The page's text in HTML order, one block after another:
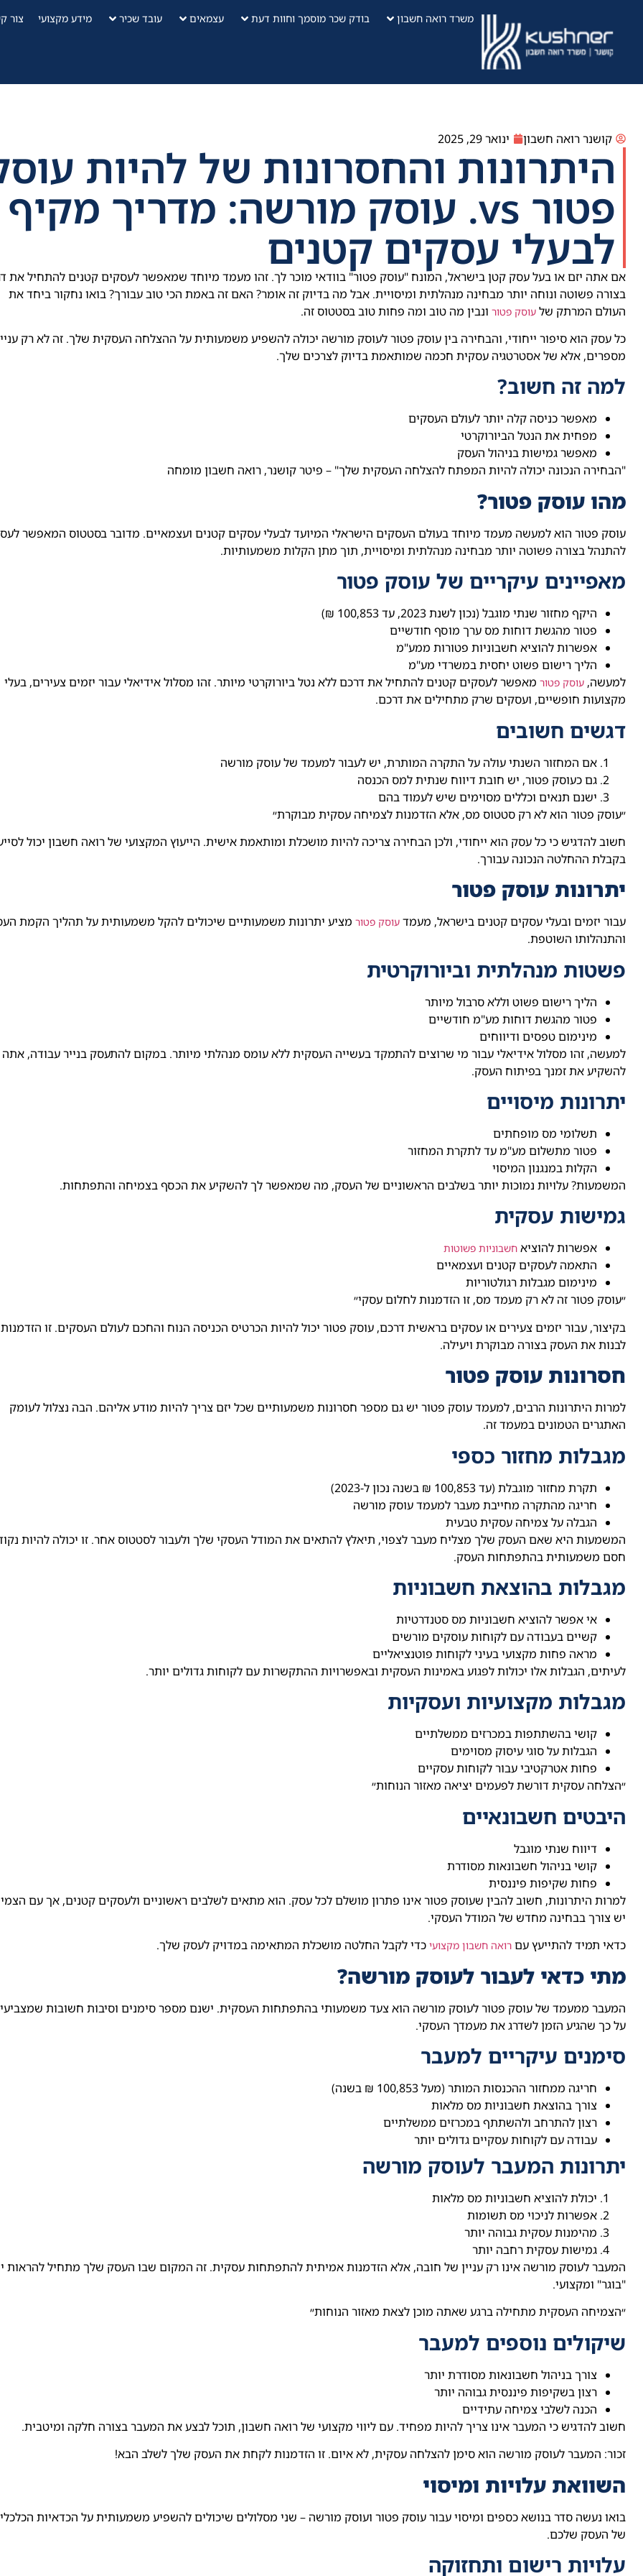
משרד רואה חשבון בודק שכר מוסמך וחוות דעת עצמאים עובד שכיר מידע מקצועי צור
קושנר רואה חשבון ינואר 29, 2025
היתרונות והחסרונות של להיות
פטור vs. עוסק מורשה: מדריך מקיף
לבעלי עסקים קטנים
אם אתה יזם או בעל עסק קטן בישראל, המונח "עוסק פטור" בוודאי מוכר לך. זהו מעמד מיוחד שמאפשר לעסקים קטנים להתחיל את
בצורה פשוטה ונוחה יותר מבחינה מנהלתית ומיסויית. אבל מה בדיוק זה אומר? האם זה באמת הכי טוב עבורך? בואו נחקור ביחד את
העולם המרתק של עוסק פטור ונבין מה טוב ומה פחות טוב בסטטוס זה.
כל עסק הוא סיפור ייחודי, והבחירה בין עוסק פטור לעוסק מורשה יכולה להשפיע משמעותית על ההצלחה העסקית שלך. זה לא רק
מספרים, אלא של אסטרטגיה עסקית חכמה שמותאמת בדיוק לצרכים שלך.
למה זה חשוב?
מאפשר כניסה קלה יותר לעולם העסקים
מפחית את הנטל הביורוקרטי
מאפשר גמישות בניהול העסק
"הבחירה הנכונה יכולה להיות המפתח להצלחה העסקית שלך" – פיטר קושנר, רואה חשבון מומחה
מהו עוסק פטור?
עוסק פטור הוא למעשה מעמד מיוחד בעולם העסקים הישראלי המיועד לבעלי עסקים קטנים ועצמאיים. מדובר בסטטוס המאפשר
להתנהל בצורה פשוטה יותר מבחינה מנהלתית ומיסויית, תוך מתן הקלות משמעותיות.
מאפיינים עיקריים של עוסק פטור
היקף מחזור שנתי מוגבל (נכון לשנת 2023, עד 100,853 ₪)
פטור מהגשת דוחות מס ערך מוסף חודשיים
אפשרות להוציא חשבוניות פטורות ממע"מ
הליך רישום פשוט יחסית במשרדי מע"מ
למעשה, עוסק פטור מאפשר לעסקים קטנים להתחיל את דרכם ללא נטל ביורוקרטי מיותר. זהו מסלול אידיאלי עבור יזמים צעירים, בעלי
מקצועות חופשיים, ועסקים שרק מתחילים את דרכם.
דגשים חשובים
אם המחזור השנתי עולה על התקרה המותרת, יש לעבור למעמד של עוסק מורשה
גם כעוסק פטור, יש חובת דיווח שנתית למס הכנסה
ישנם תנאים וכללים מסוימים שיש לעמוד בהם
״עוסק פטור הוא לא רק סטטוס מס, אלא הזדמנות לצמיחה עסקית מבוקרת״
חשוב להדגיש כי כל עסק הוא ייחודי, ולכן הבחירה צריכה להיות מושכלת ומותאמת אישית. הייעוץ המקצועי של רואה חשבון יכול
בקבלת ההחלטה הנכונה עבורך.
יתרונות עוסק פטור
עבור יזמים ובעלי עסקים קטנים בישראל, מעמד עוסק פטור מציע יתרונות משמעותיים שיכולים להקל משמעותית על תהליך הקמת
והתנהלותו השוטפת.
פשטות מנהלתית וביורוקרטית
הליך רישום פשוט וללא סרבול מיותר
פטור מהגשת דוחות מע"מ חודשיים
מינימום טפסים ודיווחים
למעשה, זהו מסלול אידיאלי עבור מי שרוצים להתמקד בעשייה העסקית ללא עומס מנהלתי מיותר. במקום להתעסק בנייר עבודה, אתה
להשקיע את זמנך בפיתוח העסק.
יתרונות מיסויים
תשלומי מס מופחתים
פטור מתשלום מע"מ עד לתקרת המחזור
הקלות במנגנון המיסוי
המשמעות? עלויות נמוכות יותר בשלבים הראשוניים של העסק, מה שמאפשר לך להשקיע את הכסף בצמיחה והתפתחות.
גמישות עסקית
אפשרות להוציא חשבוניות פשוטות
התאמה לעסקים קטנים ועצמאיים
מינימום מגבלות רגולטוריות
״עוסק פטור זה לא רק מעמד מס, זו הזדמנות לחלום עסקי״
בקיצור, עבור יזמים צעירים או עסקים בראשית דרכם, עוסק פטור יכול להיות הכרטיס הכניסה הנוח והחכם לעולם העסקים. זו הזדמנות
לבנות את העסק בצורה מבוקרת ויעילה.
חסרונות עוסק פטור
למרות היתרונות הרבים, למעמד עוסק פטור יש גם מספר חסרונות משמעותיים שכל יזם צריך להיות מודע אליהם. הבה נצלול לעומק
האתגרים הטמונים במעמד זה.
מגבלות מחזור כספי
תקרת מחזור מוגבלת (עד 100,853 ₪ בשנה נכון ל-2023)
חריגה מהתקרה מחייבת מעבר למעמד עוסק מורשה
הגבלה על צמיחה עסקית טבעית
המשמעות היא שאם העסק שלך מצליח מעבר לצפוי, תיאלץ להתאים את המודל העסקי שלך ולעבור לסטטוס אחר. זו יכולה להיות
חסם משמעותית בהתפתחות העסק.
מגבלות בהוצאת חשבוניות
אי אפשר להוציא חשבוניות מס סטנדרטיות
קשיים בעבודה עם לקוחות עוסקים מורשים
מראה פחות מקצועי בעיני לקוחות פוטנציאליים
לעיתים, הגבלות אלו יכולות לפגוע באמינות העסקית ובאפשרויות ההתקשרות עם לקוחות גדולים יותר.
מגבלות מקצועיות ועסקיות
קושי בהשתתפות במכרזים ממשלתיים
הגבלות על סוגי עיסוק מסוימים
פחות אטרקטיבי עבור לקוחות עסקיים
״הצלחה עסקית דורשת לפעמים יציאה מאזור הנוחות״
היבטים חשבונאיים
דיווח שנתי מוגבל
קושי בניהול חשבונאות מסודרת
פחות שקיפות פיננסית
למרות היתרונות, חשוב להבין שעוסק פטור אינו פתרון מושלם לכל עסק. הוא מתאים לשלבים ראשוניים ולעסקים קטנים, אך עם
יש צורך בבחינה מחדש של המודל העסקי.
כדאי תמיד להתייעץ עם רואה חשבון מקצועי כדי לקבל החלטה מושכלת המתאימה במדויק לעסק שלך.
מתי כדאי לעבור לעוסק מורשה?
המעבר ממעמד של עוסק פטור לעוסק מורשה הוא צעד משמעותי בהתפתחות העסקית. ישנם מספר סימנים וסיבות חשובות
על כך שהגיע הזמן לשדרג את מעמדך העסקי.
סימנים עיקריים למעבר
חריגה ממחזור ההכנסות המותר (מעל 100,853 ₪ בשנה)
צורך בהוצאת חשבוניות מס מלאות
רצון להתרחב ולהשתתף במכרזים ממשלתיים
עבודה עם לקוחות עסקיים גדולים יותר
יתרונות המעבר לעוסק מורשה
יכולת להוציא חשבוניות מס מלאות
אפשרות לניכוי מס תשומות
מהימנות עסקית גבוהה יותר
גמישות עסקית רחבה יותר
המעבר לעוסק מורשה אינו רק עניין של חובה, אלא הזדמנות אמיתית להתפתחות עסקית. זה המקום שבו העסק שלך מתחיל להראות
"בוגר" ומקצועי.
״הצמיחה העסקית מתחילה ברגע שאתה מוכן לצאת מאזור הנוחות״
שיקולים נוספים למעבר
צורך בניהול חשבונאות מסודרת יותר
רצון בשקיפות פיננסית גבוהה יותר
הכנה לשלבי צמיחה עתידיים
חשוב להדגיש כי המעבר אינו צריך להיות מפחיד. עם ליווי מקצועי של רואה חשבון, תוכל לבצע את המעבר בצורה חלקה ומיטבית.
זכור: המעבר לעוסק מורשה הוא סימן להצלחה עסקית, לא איום. זו הזדמנות לקחת את העסק שלך לשלב הבא!
השוואת עלויות ומיסוי
בואו נעשה סדר בנושא כספים ומיסוי עבור עוסק פטור ועוסק מורשה – שני מסלולים שיכולים להשפיע משמעותית על הכדאיות
של העסק שלכם.
עלויות רישום ותחזוקה